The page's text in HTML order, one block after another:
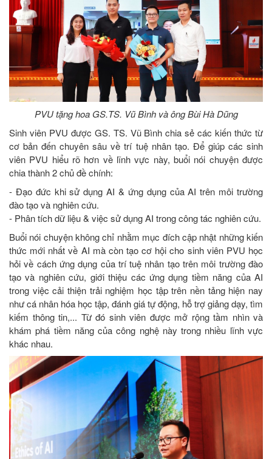
PVU tặng hoa GS.TS. Vũ Bình và ông Bùi Hà Dũng
Sinh viên PVU được GS. TS. Vũ Bình chia sẻ các kiến thức từ
cơ bản đến chuyên sâu về trí tuệ nhân tạo. Để giúp các sinh
viên PVU hiểu rõ hơn về lĩnh vực này, buổi nói chuyện được
chia thành 2 chủ đề chính:
- Đạo đức khi sử dụng AI & ứng dụng của AI trên môi trường
đào tạo và nghiên cứu.
- Phân tích dữ liệu & việc sử dụng AI trong công tác nghiên cứu.
Buổi nói chuyện không chỉ nhằm mục đích cập nhật những kiến
thức mới nhất về AI mà còn tạo cơ hội cho sinh viên PVU học
hỏi về cách ứng dụng của trí tuệ nhân tạo trên môi trường đào
tạo và nghiên cứu, giới thiệu các ứng dụng tiềm năng của AI
trong việc cải thiện trải nghiệm học tập trên nền tảng hiện nay
như cá nhân hóa học tập, đánh giá tự động, hỗ trợ giảng dạy, tìm
kiếm thông tin,... Từ đó sinh viên được mở rộng tầm nhìn và
khám phá tiềm năng của công nghệ này trong nhiều lĩnh vực
khác nhau.